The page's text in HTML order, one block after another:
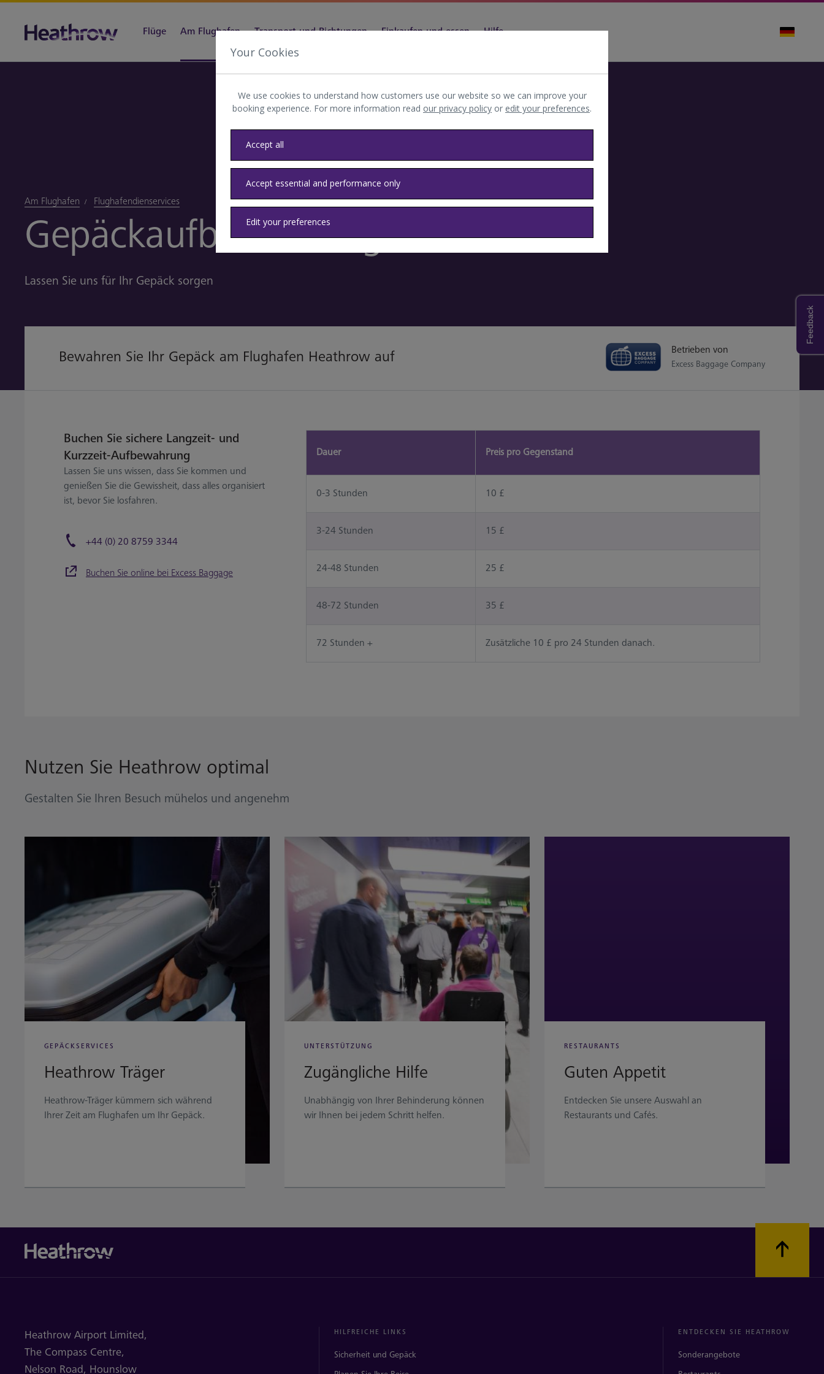
Flüge Am Flughafen Transport und Richtungen Einkaufen und essen Hilfe
Am Flughafen Flughafendienservices
Gepäckaufbewahrung
Lassen Sie uns für Ihr Gepäck sorgen
Bewahren Sie Ihr Gepäck am Flughafen Heathrow auf Betrieben von
Excess Baggage Company
Buchen Sie sichere Langzeit- und
Kurzzeit-Aufbewahrung
Lassen Sie uns wissen, dass Sie kommen und
genießen Sie die Gewissheit, dass alles organisiert
ist, bevor Sie losfahren.
+44 (0) 20 8759 3344
Buchen Sie online bei Excess Baggage
Dauer Preis pro Gegenstand
0-3 Stunden 10 £
3-24 Stunden 15 £
24-48 Stunden 25 £
48-72 Stunden 35 £
72 Stunden + Zusätzliche 10 £ pro 24 Stunden danach.
Nutzen Sie Heathrow optimal
Gestalten Sie Ihren Besuch mühelos und angenehm
GEPÄCKSERVICES
Heathrow Träger
Heathrow-Träger kümmern sich während
Ihrer Zeit am Flughafen um Ihr Gepäck.
UNTERSTÜTZUNG
Zugängliche Hilfe
Unabhängig von Ihrer Behinderung können
wir Ihnen bei jedem Schritt helfen.
RESTAURANTS
Guten Appetit
Entdecken Sie unsere Auswahl an
Restaurants und Cafés.
Heathrow Airport Limited,
The Compass Centre,
Nelson Road, Hounslow
HILFREICHE LINKS
Sicherheit und Gepäck
ENTDECKEN SIE HEATHROW
Sonderangebote
Your Cookies
We use cookies to understand how customers use our website so we can improve your
booking experience. For more information read our privacy policy or edit your preferences.
Accept all
Accept essential and performance only
Edit your preferences
Feedback